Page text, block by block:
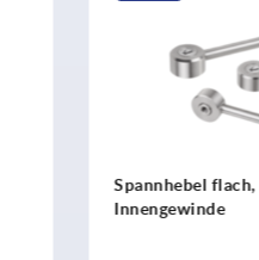
Spannhebel